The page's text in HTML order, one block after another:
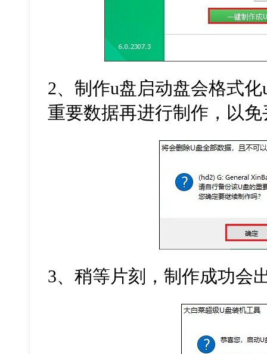
2、制作u盘启动盘会格式化
重要数据再进行制作，以免
3、稍等片刻，制作成功会